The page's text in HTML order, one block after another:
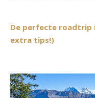
De perfecte roadtrip
extra tips!)